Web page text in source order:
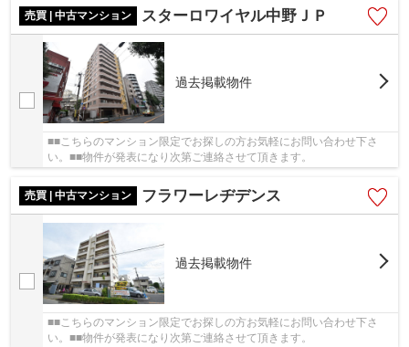
売買 | 中古マンション スターロワイヤル中野ＪＰ
過去掲載物件
■■こちらのマンション限定でお探しの方お気軽にお問い合わせ下さ
い。■■物件が発表になり次第ご連絡させて頂きます。
売買 | 中古マンション フラワーレヂデンス
過去掲載物件
■■こちらのマンション限定でお探しの方お気軽にお問い合わせ下さ
い。■■物件が発表になり次第ご連絡させて頂きます。